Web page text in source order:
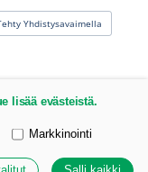
Yhdistysavaimella
lisää evästeistä.
Markkinointi